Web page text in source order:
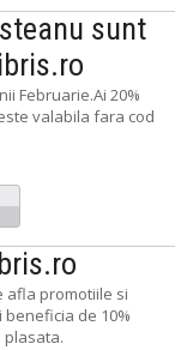
sunt
Februarie.Ai 20%
valabila fara cod
afla promotiile si
de 10%
plasata.